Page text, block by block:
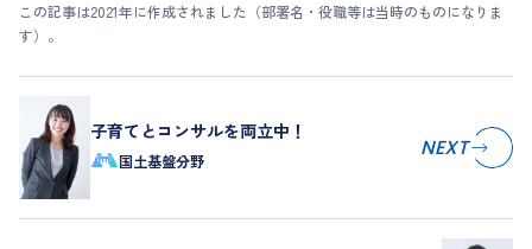
この記事は2021年に作成されました（部署名・役職等は当時のものになりま
す）。
NEXT
子育てとコンサルを両立中！
国土基盤分野